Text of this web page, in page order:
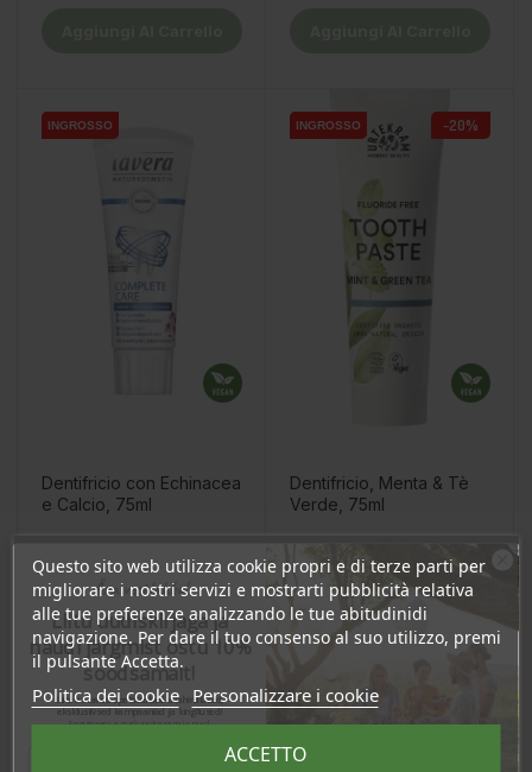
INGROSSO
INGROSSO
Dentifricio con Echinacea
e Calcio, 75ml
9,40 €
Log in to buy for : 8.93 €
Aggiungi Al Carrello
INGROSSO
INGROSSO -20%
Dentifricio, Menta & Tè
Verde, 75ml
5,00 €
Aggiungi Al Carrello
Questo sito web utilizza cookie propri e di terze parti per
migliorare i nostri servizi e mostrarti pubblicità relativa
alle tue preferenze analizzando le tue abitudinidi
navigazione. Per dare il tuo consenso al suo utilizzo, premi
il pulsante Accetta.
Politica dei cookie Personalizzare i cookie
ACCETTO
Ära veel lahku!
Liitu uudiskirjaga ja
naudi järgmist ostu 10%
soodsamalt!
Sind ootavad spetsiaalsed allahindlused,
eksklusiivsed kampaaniad ja kingitused!
Registreeru e-maili aadressiga ja saad